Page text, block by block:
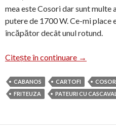
mea este Cosori dar sunt multe
putere de 1700 W. Ce-mi place
încăpător decât unul rotund.
Citește în continuare Friteuza
→
CABANOS CARTOFI
FRITEUZA
PATEURI CU